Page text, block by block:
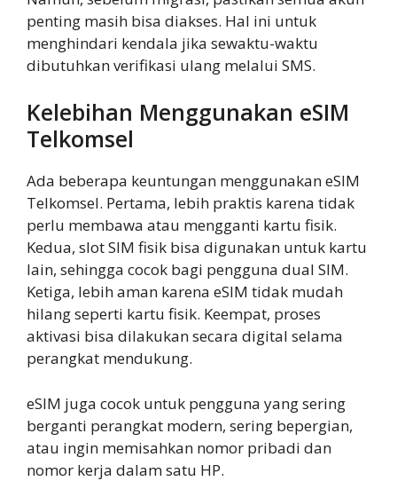
penting masih bisa diakses. Hal ini untuk
menghindari kendala jika sewaktu-waktu
dibutuhkan verifikasi ulang melalui SMS.
Kelebihan Menggunakan eSIM
Telkomsel
Ada beberapa keuntungan menggunakan eSIM
Telkomsel. Pertama, lebih praktis karena tidak
perlu membawa atau mengganti kartu fisik.
Kedua, slot SIM fisik bisa digunakan untuk kartu
lain, sehingga cocok bagi pengguna dual SIM.
Ketiga, lebih aman karena eSIM tidak mudah
hilang seperti kartu fisik. Keempat, proses
aktivasi bisa dilakukan secara digital selama
perangkat mendukung.
eSIM juga cocok untuk pengguna yang sering
berganti perangkat modern, sering bepergian,
atau ingin memisahkan nomor pribadi dan
nomor kerja dalam satu HP.